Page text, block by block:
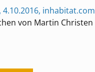
4.10.2016, inhabitat.com
von Martin Christen